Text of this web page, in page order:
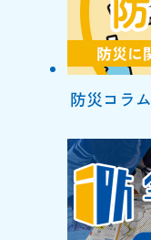
防災コラム